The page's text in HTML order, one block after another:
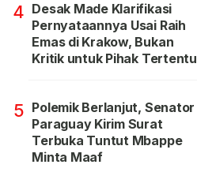
4 Desak Made Klarifikasi
Pernyataannya Usai Raih
Emas di Krakow, Bukan
Kritik untuk Pihak Tertentu
5 Polemik Berlanjut, Senator
Paraguay Kirim Surat
Terbuka Tuntut Mbappe
Minta Maaf